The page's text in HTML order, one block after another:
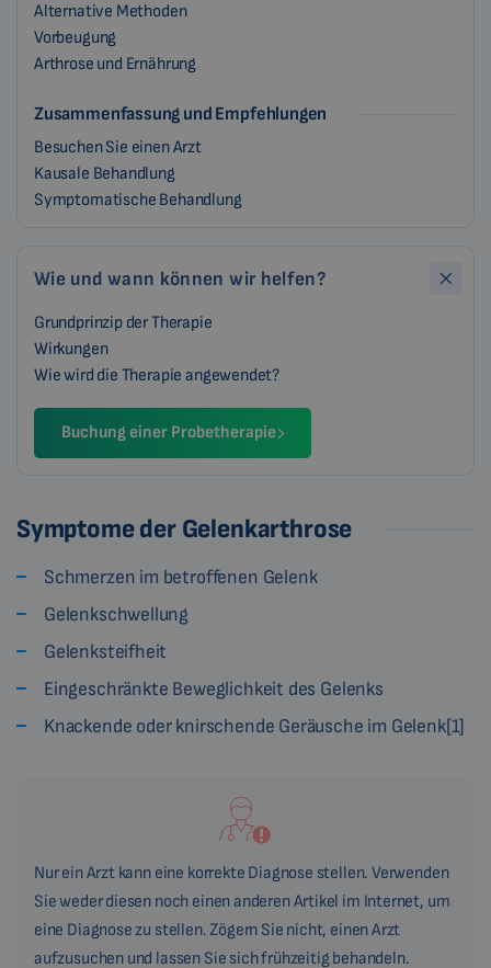
Alternative Methoden
Vorbeugung
Arthrose und Ernährung
Zusammenfassung und Empfehlungen
Besuchen Sie einen Arzt
Kausale Behandlung
Symptomatische Behandlung
Wie und wann können wir helfen?
Grundprinzip der Therapie
Wirkungen
Wie wird die Therapie angewendet?
Buchung einer Probetherapie
Symptome der Gelenkarthrose
Schmerzen im betroffenen Gelenk
Gelenkschwellung
Gelenksteifheit
Eingeschränkte Beweglichkeit des Gelenks
Knackende oder knirschende Geräusche im Gelenk[1]
Nur ein Arzt kann eine korrekte Diagnose stellen. Verwenden
Sie weder diesen noch einen anderen Artikel im Internet, um
eine Diagnose zu stellen. Zögern Sie nicht, einen Arzt
aufzusuchen und lassen Sie sich frühzeitig behandeln.